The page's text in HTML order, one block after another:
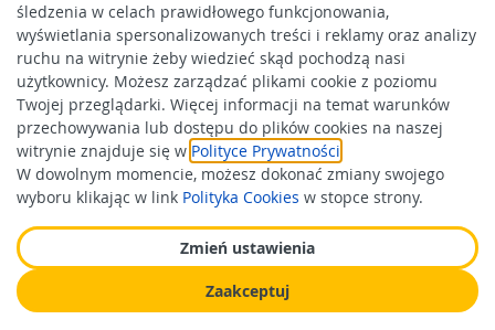
śledzenia w celach prawidłowego funkcjonowania,
wyświetlania spersonalizowanych treści i reklamy oraz analizy
ruchu na witrynie żeby wiedzieć skąd pochodzą nasi
użytkownicy. Możesz zarządzać plikami cookie z poziomu
Twojej przeglądarki. Więcej informacji na temat warunków
przechowywania lub dostępu do plików cookies na naszej
witrynie znajduje się w Polityce Prywatności
W dowolnym momencie, możesz dokonać zmiany swojego
wyboru klikając w link Polityka Cookies w stopce strony.
Zmień ustawienia
Zaakceptuj
20,99 zł/szt
Cena orientacyjna
Do koszyka
20,99 zł/szt
Cena orientacyjna
Do koszyka